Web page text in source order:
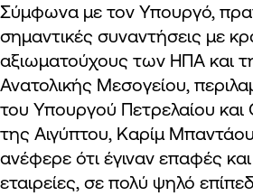
Σύμφωνα με τον Υπουργό,
σημαντικές συναντήσεις με
αξιωματούχους των ΗΠΑ και
Ανατολικής Μεσογείου,
του Υπουργoύ Πετρελαίου
της Αιγύπτου, Καρίμ
ανέφερε ότι έγιναν επαφές
εταιρείες, σε πολύ ψηλό